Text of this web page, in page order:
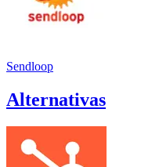
Sendloop
Alternativas